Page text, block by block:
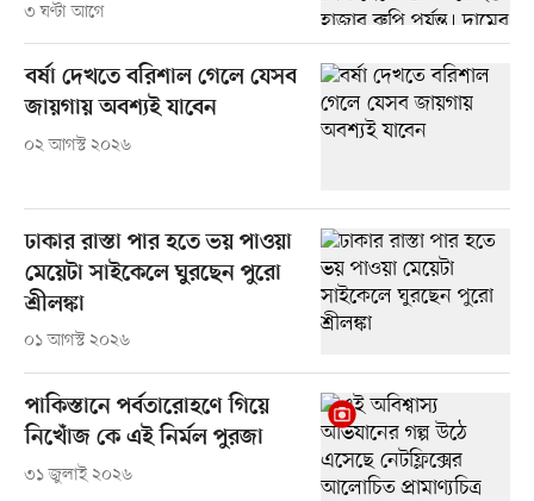
৩ ঘণ্টা আগে
বর্ষা দেখতে বরিশাল গেলে যেসব
জায়গায় অবশ্যই যাবেন
০২ আগস্ট ২০২৬
ঢাকার রাস্তা পার হতে ভয় পাওয়া
মেয়েটা সাইকেলে ঘুরছেন পুরো
শ্রীলঙ্কা
০১ আগস্ট ২০২৬
পাকিস্তানে পর্বতারোহণে গিয়ে
নিখোঁজ কে এই নির্মল পুরজা
৩১ জুলাই ২০২৬